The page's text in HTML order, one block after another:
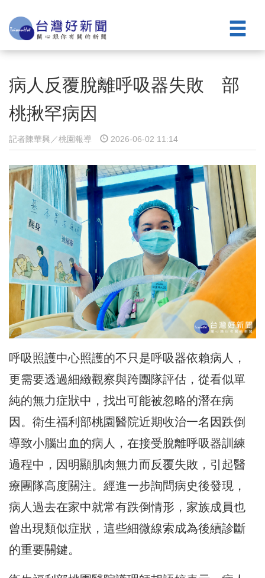
病人反覆脫離呼吸器失敗 部
桃揪罕病因
記者陳華興／桃園報導 2026-06-02 11:14
呼吸照護中心照護的不只是呼吸器依賴病人，
更需要透過細緻觀察與跨團隊評估，從看似單
純的無力症狀中，找出可能被忽略的潛在病
因。衛生福利部桃園醫院近期收治一名因跌倒
導致小腦出血的病人，在接受脫離呼吸器訓練
過程中，因明顯肌肉無力而反覆失敗，引起醫
療團隊高度關注。經進一步詢問病史後發現，
病人過去在家中就常有跌倒情形，家族成員也
曾出現類似症狀，這些細微線索成為後續診斷
的重要關鍵。